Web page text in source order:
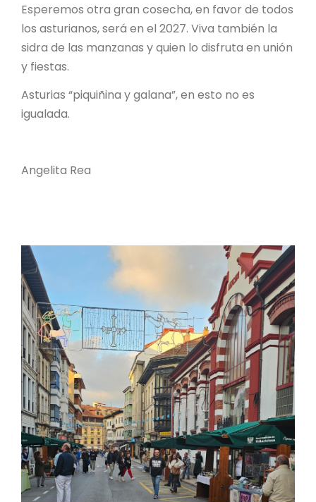
Esperemos otra gran cosecha, en favor de todos
los asturianos, será en el 2027. Viva también la
sidra de las manzanas y quien lo disfruta en unión
y fiestas.
Asturias “piquiñina y galana”, en esto no es
igualada.
Angelita Rea